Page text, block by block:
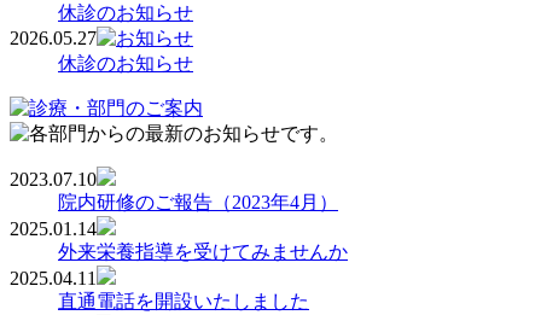
休診のお知らせ
2026.05.27
休診のお知らせ
2023.07.10
院内研修のご報告（2023年4月）
2025.01.14
外来栄養指導を受けてみませんか
2025.04.11
直通電話を開設いたしました